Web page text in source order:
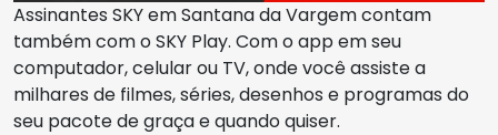
Assinantes SKY em Santana da Vargem contam
também com o SKY Play. Com o app em seu
computador, celular ou TV, onde você assiste a
milhares de filmes, séries, desenhos e programas do
seu pacote de graça e quando quiser.